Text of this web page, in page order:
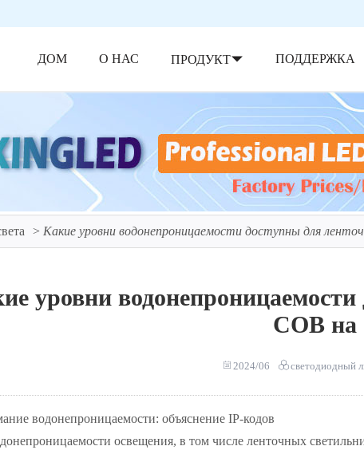
ДОМ О НАС ПРОДУКТ ПОДДЕРЖКА
Какие уровни водонепроницаемости доступны для
уровни
COB на
2024/06 светодиодный
водонепроницаемости: объяснение IP-кодов
освещения, в том числе ленточных